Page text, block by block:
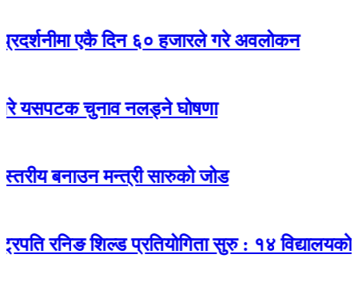
एकै दिन ६० हजारले गरे अवलोकन
चुनाव नलड्ने घोषणा
मन्त्री सारुको जोड
शिल्ड प्रतियोगिता सुरु : १४ विद्यालयकाे